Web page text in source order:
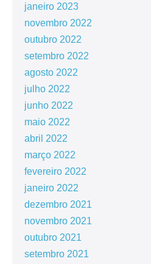
janeiro 2023
novembro 2022
outubro 2022
setembro 2022
agosto 2022
julho 2022
junho 2022
maio 2022
abril 2022
março 2022
fevereiro 2022
janeiro 2022
dezembro 2021
novembro 2021
outubro 2021
setembro 2021